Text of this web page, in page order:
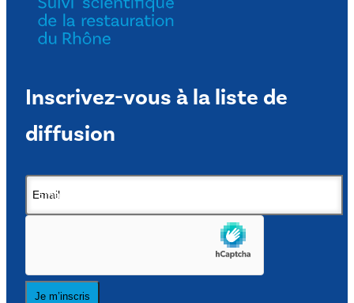
Inscrivez-vous à la liste de
diffusion
Email
Je m’inscris